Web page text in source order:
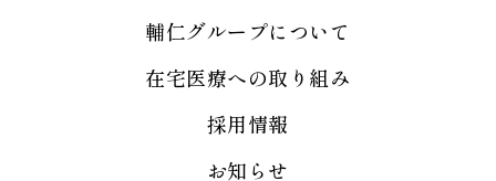
輔仁グループについて
在宅医療への取り組み
採用情報
お知らせ